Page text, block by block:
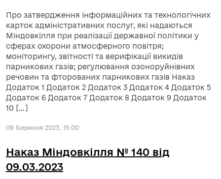
Про затвердження інформаційних та технологічних
карток адміністративних послуг, які надаються
Міндовкілля при реалізації державної політики у
сферах охорони атмосферного повітря;
моніторингу, звітності та верифікації викидів
парникових газів; регулювання озоноруйнівних
речовин та фторованих парникових газів Наказ
Додаток 1 Додаток 2 Додаток 3 Додаток 4 Додаток 5
Додаток 6 Додаток 7 Додаток 8 Додаток 9 Додаток
10 […]
09 Березня 2023, 15:00
Наказ Міндовкілля № 140 від
09.03.2023